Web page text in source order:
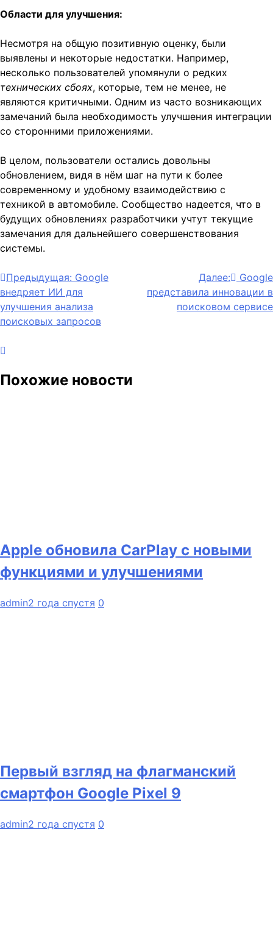
Области для улучшения:
Несмотря на общую позитивную оценку, были
выявлены и некоторые недостатки. Например,
несколько пользователей упомянули о редких
технических сбоях, которые, тем не менее, не
являются критичными. Одним из часто возникающих
замечаний была необходимость улучшения интеграции
со сторонними приложениями.
В целом, пользователи остались довольны
обновлением, видя в нём шаг на пути к более
современному и удобному взаимодействию с
техникой в автомобиле. Сообщество надеется, что в
будущих обновлениях разработчики учтут текущие
замечания для дальнейшего совершенствования
системы.
Навигация
по
записям
Предыдущая: Google
внедряет ИИ для
улучшения анализа
поисковых запросов
Далее:
Google
представила инновации в
поисковом сервисе
Похожие новости
Apple обновила CarPlay с новыми
функциями и улучшениями
admin2 года спустя 0
Первый взгляд на флагманский
смартфон Google Pixel 9
admin2 года спустя 0